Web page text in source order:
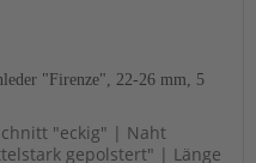
"Firenze", 22-26 mm, 5
"eckig" | Naht
gepolstert" | Länge